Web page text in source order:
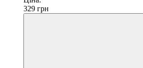
329 грн